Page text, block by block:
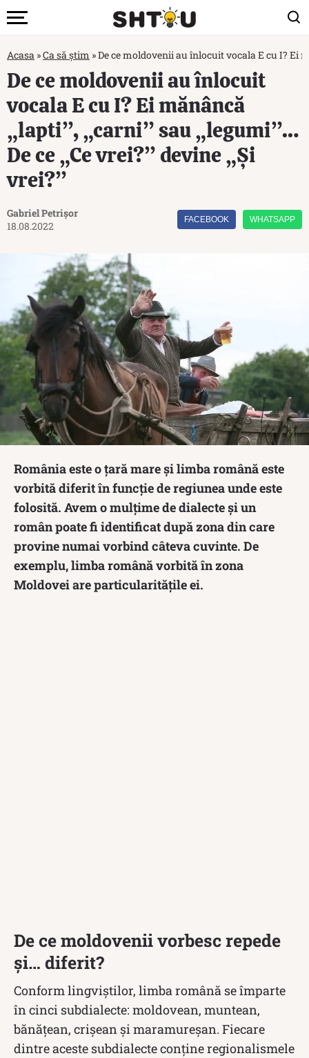
Acasa »Ca să știm »De ce moldovenii au înlocuit vocala E cu I? Ei
De ce moldovenii au înlocuit
vocala E cu I? Ei mănâncă
„lapti”, „carni” sau „legumi”…
De ce „Ce vrei?” devine „Și
vrei?”
Gabriel Petrișor
18.08.2022
FACEBOOK WHATSAPP
România este o țară mare și limba română este
vorbită diferit în funcție de regiunea unde este
folosită. Avem o mulțime de dialecte și un
român poate fi identificat după zona din care
provine numai vorbind câteva cuvinte. De
exemplu, limba română vorbită în zona
Moldovei are particularitățile ei.
De ce moldovenii vorbesc repede
și… diferit?
Conform lingviștilor, limba română se împarte
în cinci subdialecte: moldovean, muntean,
bănăţean, crişean și maramureşan. Fiecare
dintre aceste subdialecte conține regionalismele